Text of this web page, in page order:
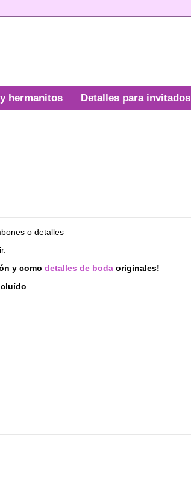
hermanitos Detalles para invitados
o detalles
y como detalles de bodaoriginales!